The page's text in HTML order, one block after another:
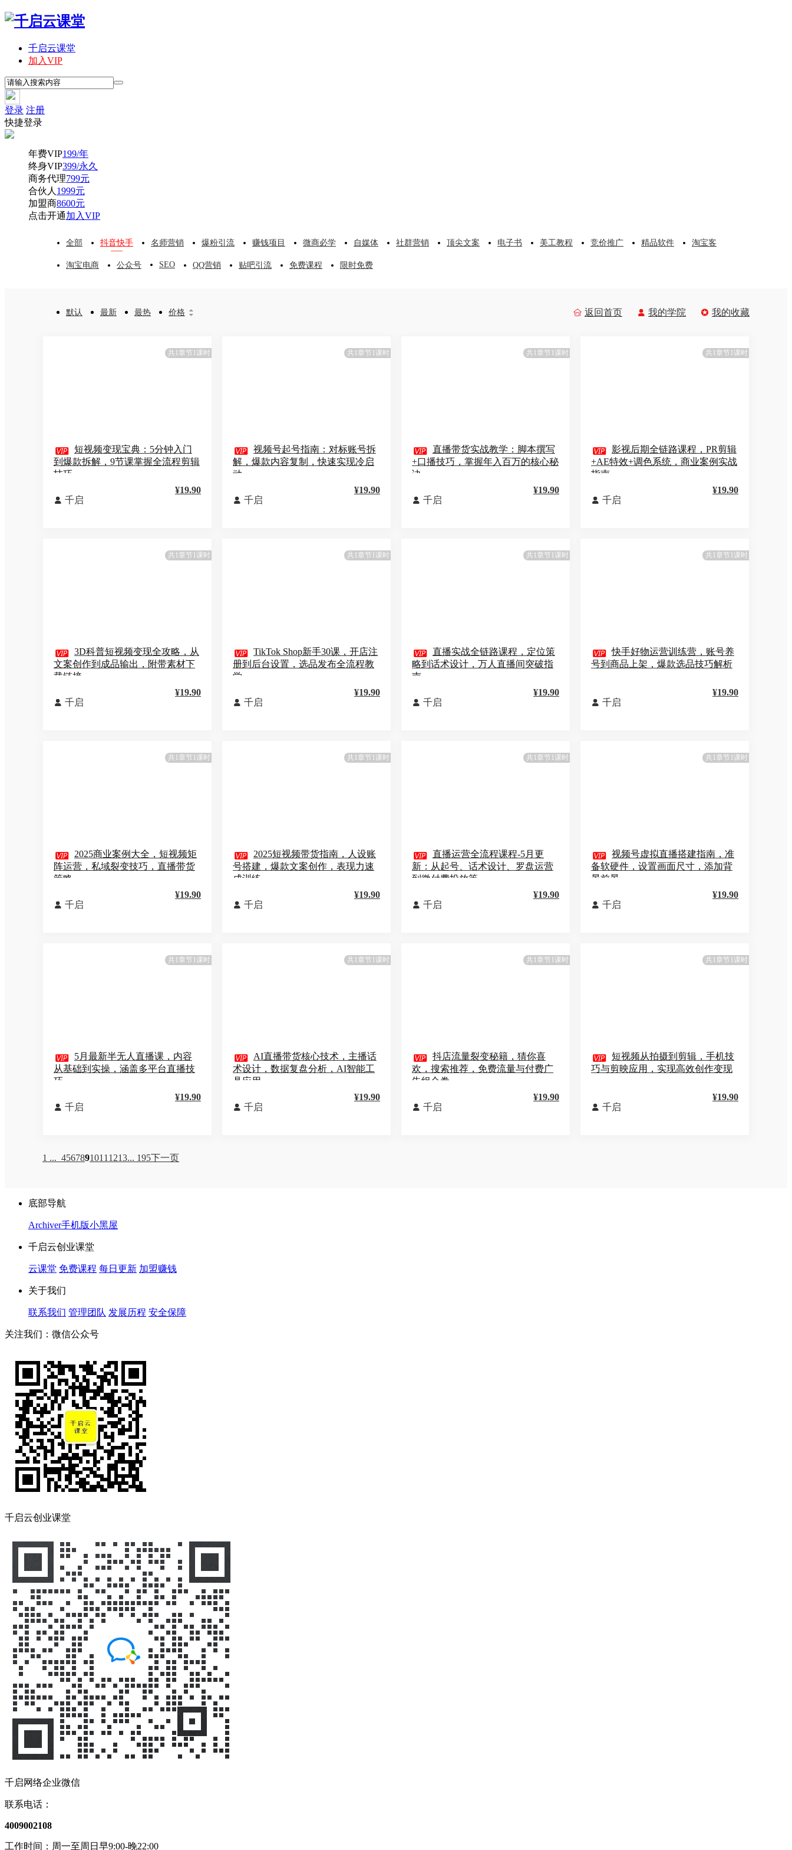
千启云课堂
加入VIP
登录 注册
快捷登录
年费VIP199/年
终身VIP399/永久
商务代理799元
合伙人 1999元
加盟商8600元
点击开通加入VIP
全部 抖音快手 名师营销 爆粉引流 赚钱项目 微商必学 自媒体 社群营销 顶尖文案 电子书 美工教程 竞价推广 精品软件 淘宝客
淘宝电商 公众号 SEO QQ营销 贴吧引流 免费课程 限时免费
 返回首页  我的学院  我的收藏
默认 最新 最热 价格 

共1章节1课时
 短视频变现宝典：5分钟入门
到爆款拆解，9节课掌握全流程剪辑
技巧
 千启
¥19.90
共1章节1课时
 视频号起号指南：对标账号拆
解，爆款内容复制，快速实现冷启
动
 千启
¥19.90
共1章节1课时
 直播带货实战教学：脚本撰写
+口播技巧，掌握年入百万的核心秘
诀
 千启
¥19.90
共1章节1课时
 影视后期全链路课程，PR剪辑
+AE特效+调色系统，商业案例实战
指南
 千启
¥19.90
共1章节1课时
 3D科普短视频变现全攻略，从
文案创作到成品输出，附带素材下
载链接
 千启
¥19.90
共1章节1课时
 TikTok Shop新手30课，开店注
册到后台设置，选品发布全流程教
学
 千启
¥19.90
共1章节1课时
 直播实战全链路课程，定位策
略到话术设计，万人直播间突破指
南
 千启
¥19.90
共1章节1课时
 快手好物运营训练营，账号养
号到商品上架，爆款选品技巧解析
 千启
¥19.90
共1章节1课时
 2025商业案例大全，短视频矩
阵运营，私域裂变技巧，直播带货
策略
 千启
¥19.90
共1章节1课时
 2025短视频带货指南，人设账
号搭建，爆款文案创作，表现力速
成训练
 千启
¥19.90
共1章节1课时
 直播运营全流程课程-5月更
新：从起号、话术设计、罗盘运营
到微付费投放等
 千启
¥19.90
共1章节1课时
 视频号虚拟直播搭建指南，准
备软硬件，设置画面尺寸，添加背
景前景
 千启
¥19.90
共1章节1课时
 5月最新半无人直播课，内容
从基础到实操，涵盖多平台直播技
巧
 千启
¥19.90
共1章节1课时
 AI直播带货核心技术，主播话
术设计，数据复盘分析，AI智能工
具应用
 千启
¥19.90
共1章节1课时
 抖店流量裂变秘籍，猜你喜
欢，搜索推荐，免费流量与付费广
告组合拳
 千启
¥19.90
共1章节1课时
 短视频从拍摄到剪辑，手机技
巧与剪映应用，实现高效创作变现
 千启
¥19.90
1 ... 4567891011 1213... 195下一页
底部导航
Archiver手机版小黑屋
千启云创业课堂
云课堂 免费课程 每日更新 加盟赚钱
关于我们
联系我们 管理团队 发展历程 安全保障
关注我们：微信公众号
千启云创业课堂
千启网络企业微信
联系电话：
4009002108
工作时间：周一至周日早9:00-晚22:00